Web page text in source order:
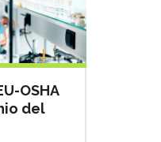
OSHA
del